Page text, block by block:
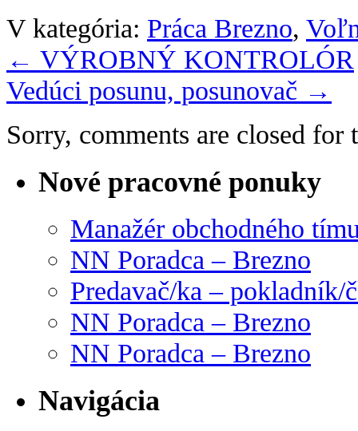
V kategória: Práca Brezno,
← VÝROBNÝ KONTROLÓR
Vedúci posunu, posunovač →
Sorry, comments are closed for
Nové pracovné ponuky
Manažér obchodného
NN Poradca – Brezno
Predavač/ka – pokladník/
NN Poradca – Brezno
NN Poradca – Brezno
Navigácia